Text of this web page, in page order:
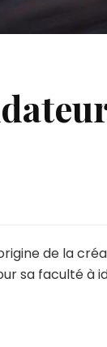
de la
sa faculté à